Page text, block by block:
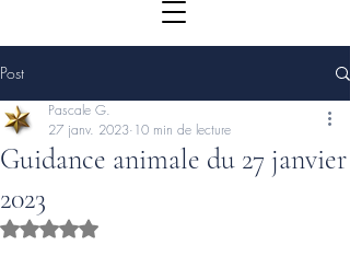
Post
Guidance animale du 27 janvier
2023
Pascale G.
27 janv. 2023 10 min de lecture
Noté NaN étoiles sur 5.